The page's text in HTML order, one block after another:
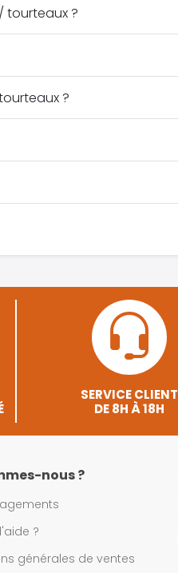
tourteaux ?
?
SERVICE CLIENT
DE 8H À 18H
nous ?
?
générales de ventes